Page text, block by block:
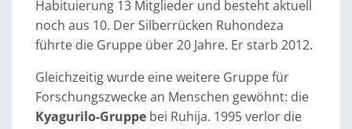
Habituierung 13 Mitglieder und besteht aktuell
noch aus 10. Der Silberrücken Ruhondeza
führte die Gruppe über 20 Jahre. Er starb 2012.
Gleichzeitig wurde eine weitere Gruppe für
Forschungszwecke an Menschen gewöhnt: die
Kyagurilo-Gruppe bei Ruhija. 1995 verlor die